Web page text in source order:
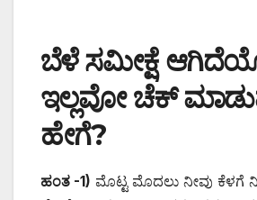
ಬೆಳೆ ಸಮೀಕ್ಷೆ
ಇಲ್ಲವೋ ಚೆಕ್
ಹೇಗೆ?
ಹಂತ -1) ಮೊಟ್ಟ ಮೊದಲು ನೀವು ಕೆಳಗೆ